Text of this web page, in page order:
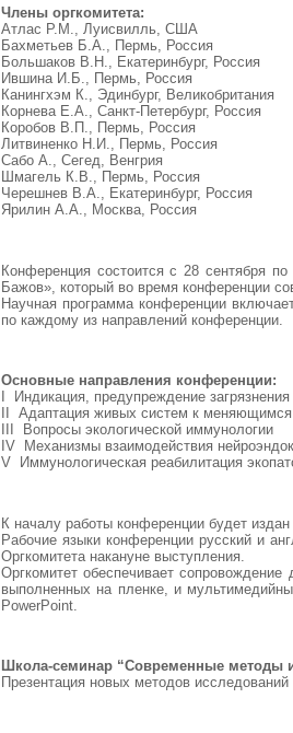
Члены оргкомитета:
Атлас Р.М., Луисвилль, США
Бахметьев Б.А., Пермь, Россия
Большаков В.Н., Екатеринбург, Россия
Ившина И.Б., Пермь, Россия
Канингхэм К., Эдинбург, Великобритания
Корнева Е.А., Санкт-Петербург, Россия
Коробов В.П., Пермь, Россия
Литвиненко Н.И., Пермь, Россия
Сабо А., Сегед, Венгрия
Шмагель К.В., Пермь, Россия
Черешнев В.А., Екатеринбург, Россия
Ярилин А.А., Москва, Россия
Конференция состоится с 28 сентября
Бажов», который во время конференции
Научная программа конференции
по каждому из направлений конференции.
Основные направления конференции:
I Индикация, предупреждение
II Адаптация живых систем к
III Вопросы экологической иммунологии
IV Механизмы взаимодействия
V Иммунологическая реабилитация
К началу работы конференции будет
Рабочие языки конференции русский и
Оргкомитета накануне выступления.
Оргкомитет обеспечивает
выполненных на пленке, и
PowerPoint.
Школа-семинар “Современные методы
Презентация новых методов